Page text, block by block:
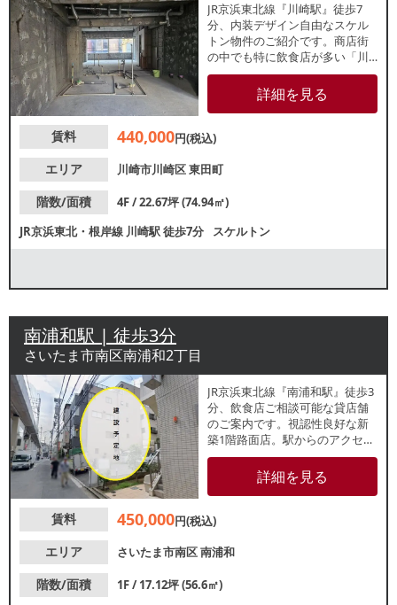
JR京浜東北線『川崎駅』徒歩7
分、内装デザイン自由なスケル
トン物件のご紹介です。商店街
の中でも特に飲食店が多い「川
崎駅前仲見世通商店街」沿いビ
ル4階テナント！エレベーターも
ございます。周辺ではバーや居
が見込める立地です。
詳細を見る
賃料 440,000円(税込)
エリア
川崎市川崎区東田町
階数/面積
4F / 22.67坪 (74.94㎡)
JR京浜東北・根岸線 川崎駅徒歩7分 スケルトン
南浦和駅 | 徒歩3分
さいたま市南区南浦和2丁目
JR京浜東北線『南浦和駅』徒歩3
分、飲食店ご相談可能な貸店舗
のご案内です。視認性良好な新
築1階路面店。駅からのアクセス
も良好なため、駅利用者を中心
とした集客が期待できます。諸
条件等、お気軽にお問い合わせ
詳細を見る
賃料 450,000円(税込)
エリア
さいたま市南区南浦和
階数/面積 1F / 17.12坪 (56.6㎡)